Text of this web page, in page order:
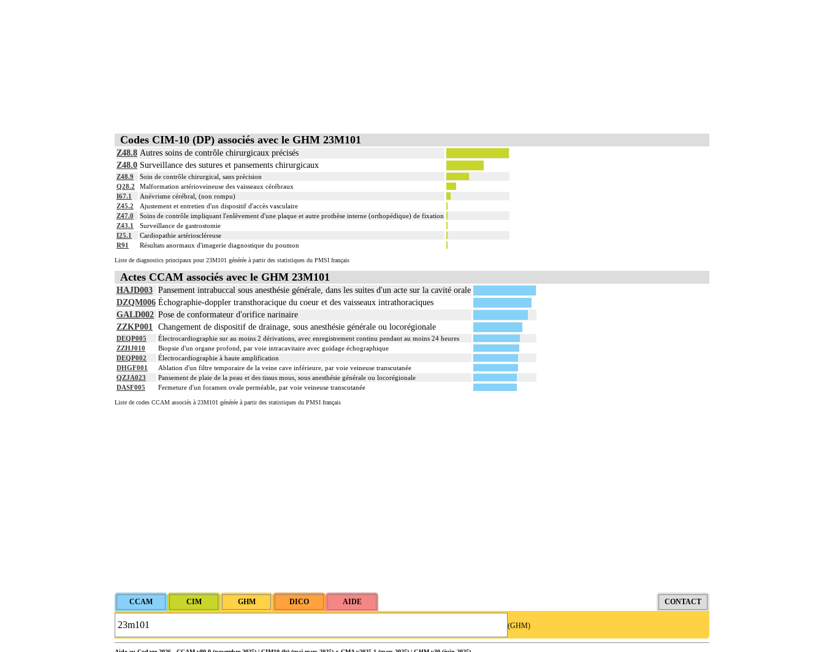
Codes CIM-10 (DP) associés avec le GHM 23M101
Z48.8 Autres soins de contrôle chirurgicaux précisés
Z48.0 Surveillance des sutures et pansements chirurgicaux
Z48.9
Soin de contrôle chirurgical, sans précision
Q28.2
Malformation artérioveineuse des vaisseaux cérébraux
I67.1
Anévrisme cérébral, (non rompu)
Z45.2
Ajustement et entretien d'un dispositif d'accès vasculaire
Z47.0
Soins de contrôle impliquant l'enlèvement d'une plaque et autre prothèse interne (orthopédique) de fixation
Z43.1
Surveillance de gastrostomie
I25.1
Cardiopathie artérioscléreuse
R91
Résultats anormaux d'imagerie diagnostique du poumon
Liste de diagnostics principaux pour 23M101 générée à partir des statistiques du PMSI français
Actes CCAM associés avec le GHM 23M101
HAJD003 Pansement intrabuccal sous anesthésie générale, dans les suites d'un acte sur la cavité orale
DZQM006 Échographie-doppler transthoracique du coeur et des vaisseaux intrathoraciques
GALD002 Pose de conformateur d'orifice narinaire
ZZKP001 Changement de dispositif de drainage, sous anesthésie générale ou locorégionale
DEQP005
Électrocardiographie sur au moins 2 dérivations, avec enregistrement continu pendant au moins 24 heures
ZZHJ010
Biopsie d'un organe profond, par voie intracavitaire avec guidage échographique
DEQP002
Électrocardiographie à haute amplification
DHGF001
Ablation d'un filtre temporaire de la veine cave inférieure, par voie veineuse transcutanée
QZJA023
Pansement de plaie de la peau et des tissus mous, sous anesthésie générale ou locorégionale
DASF005
Fermeture d'un foramen ovale perméable, par voie veineuse transcutanée
Liste de codes CCAM associés à 23M101 générée à partir des statistiques du PMSI français
(GHM)